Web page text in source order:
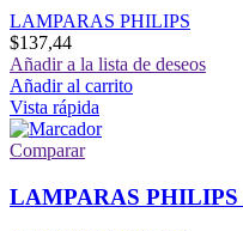
LAMPARAS PHILIPS
$137,44
Añadir a la lista de deseos
Añadir al carrito
Vista rápida
Comparar
LAMPARAS PHILIPS